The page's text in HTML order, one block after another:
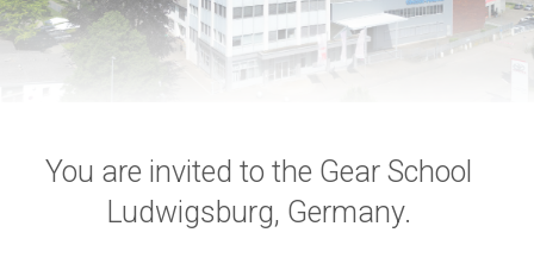
You are invited to the Gear School
Ludwigsburg, Germany.